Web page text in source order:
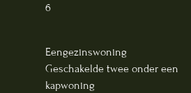
6
Eengezinswoning
Geschakelde twee onder een
kapwoning